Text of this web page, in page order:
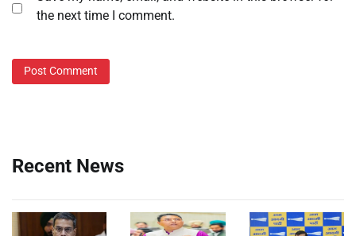
the next time I comment.
Recent News